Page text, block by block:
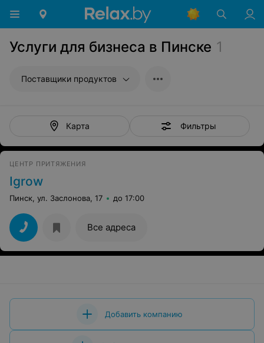
Услуги для бизнеса в Пинске 1
Поставщики продуктов
Карта Фильтры
ЦЕНТР ПРИТЯЖЕНИЯ
Igrow
Пинск, ул. Заслонова, 17 до 17:00
Все адреса
Добавить компанию